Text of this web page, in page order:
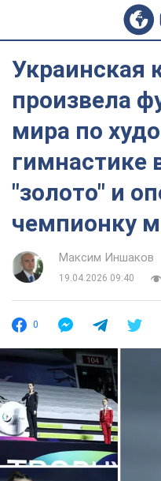
Украинская
произвела
мира по
гимнастике
"золото" и
чемпионку
Максим Иншаков
19.04.2026 09:40
0